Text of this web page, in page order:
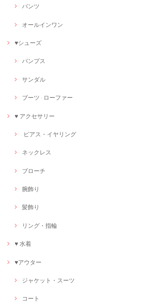
パンツ
オールインワン
♥シューズ
パンプス
サンダル
ブーツ · ローファー
♥ アクセサリー
ピアス・イヤリング
ネックレス
ブローチ
腕飾り
髪飾り
リング・指輪
♥ 水着
♥アウター
ジャケット・スーツ
コート